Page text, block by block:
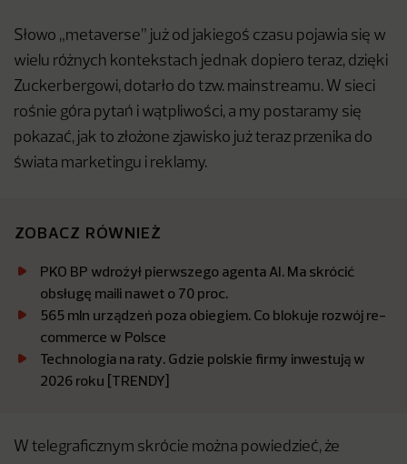
Słowo „metaverse” już od jakiegoś czasu pojawia się w
wielu różnych kontekstach jednak dopiero teraz, dzięki
Zuckerbergowi, dotarło do tzw. mainstreamu. W sieci
rośnie góra pytań i wątpliwości, a my postaramy się
pokazać, jak to złożone zjawisko już teraz przenika do
świata marketingu i reklamy.
ZOBACZ RÓWNIEŻ
PKO BP wdrożył pierwszego agenta AI. Ma skrócić
obsługę maili nawet o 70 proc.
565 mln urządzeń poza obiegiem. Co blokuje rozwój re-
commerce w Polsce
Technologia na raty. Gdzie polskie firmy inwestują w
2026 roku [TRENDY]
W telegraficznym skrócie można powiedzieć, że